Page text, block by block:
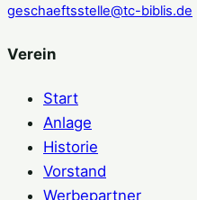
geschaeftsstelle@tc-biblis.de
Verein
Start
Anlage
Historie
Vorstand
Werbepartner